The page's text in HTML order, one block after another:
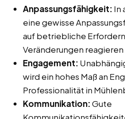
Anpassungsfähigkeit: In
eine gewisse
auf betriebliche
Veränderungen reagieren
Engagement:
wird ein hohes Maß an
Professionalität in
Kommunikation:Gute